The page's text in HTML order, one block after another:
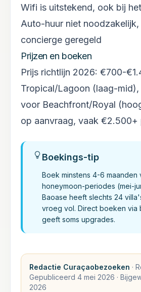
Wifi is uitstekend, ook bij
Auto-huur niet
concierge geregeld
Prijzen en boeken
Prijs richtlijn 2026: €700-
Tropical/Lagoon (laag-
voor Beachfront/Royal
op aanvraag, vaak €2.500+
Boekings-tip
Boek minstens 4-6
honeymoon-periodes (mei-
Baoase heeft slechts 24
vroeg vol. Direct boeken via
geeft soms upgrades.
Redactie Curaçaobezoeken ·
Gepubliceerd 4 mei 2026 ·
2026